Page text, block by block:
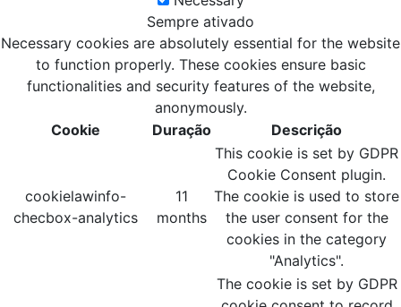
Sempre ativado
Necessary cookies are absolutely essential for the website
to function properly. These cookies ensure basic
functionalities and security features of the website,
anonymously.
Cookie
Duração Descrição
cookielawinfo-
checbox-analytics
11
months
This cookie is set by GDPR
Cookie Consent plugin.
The cookie is used to store
the user consent for the
cookies in the category
"Analytics".
The cookie is set by GDPR